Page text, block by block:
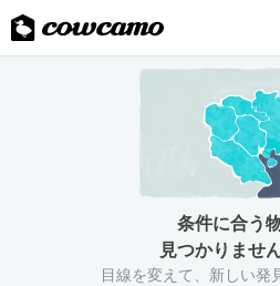
条件に合う
見つかりませ
目線を変えて、新しい発